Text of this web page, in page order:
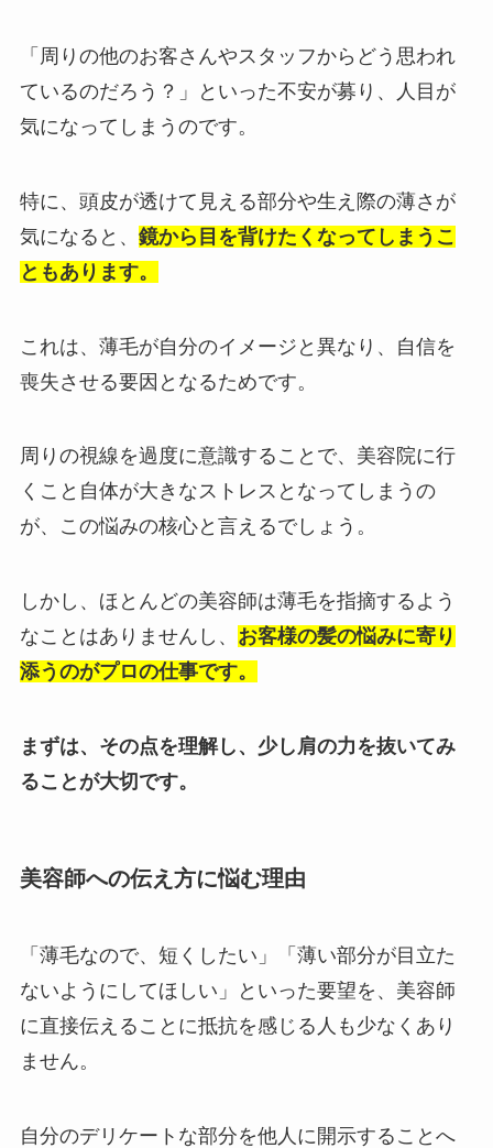
「周りの他のお客さんやスタッフからどう思われ
ているのだろう？」といった不安が募り、人目が
気になってしまうのです。
特に、頭皮が透けて見える部分や生え際の薄さが
気になると、 鏡から目を背けたくなってしまうこ
ともあります。
これは、薄毛が自分のイメージと異なり、自信を
喪失させる要因となるためです。
周りの視線を過度に意識することで、美容院に行
くこと自体が大きなストレスとなってしまうの
が、この悩みの核心と言えるでしょう。
しかし、ほとんどの美容師は薄毛を指摘するよう
なことはありませんし、 お客様の髪の悩みに寄り
添うのがプロの仕事です。
まずは、その点を理解し、少し肩の力を抜いてみ
ることが大切です。
美容師への伝え方に悩む理由
「薄毛なので、短くしたい」「薄い部分が目立た
ないようにしてほしい」といった要望を、美容師
に直接伝えることに抵抗を感じる人も少なくあり
ません。
自分のデリケートな部分を他人に開示することへ